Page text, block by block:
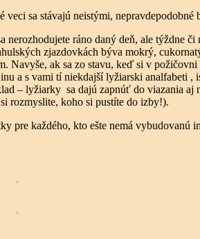
veci sa stávajú neistými,
nerozhodujete ráno daný deň, ale týždne
zjazdovkách býva mokrý,
Navyše, ak sa zo stavu, keď si v
a s vami tí niekdajší lyžiarski analfabeti
– lyžiarky sa dajú zapnúť do viazania
rozmyslite, koho si pustíte do izby!).
pre každého, kto ešte nemá